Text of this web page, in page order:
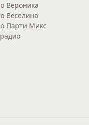
Вероника
Веселина
Парти Микс